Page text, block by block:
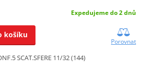
Expedujeme do 2 dnů
košíku
Porovnat
SCAT.SFERE 11/32 (144)